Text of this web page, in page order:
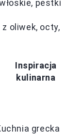
pestki
oliwek, octy,
Inspiracja
kulinarna
grecka